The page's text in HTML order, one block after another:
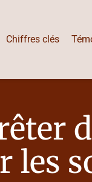
Chiffres clés
les